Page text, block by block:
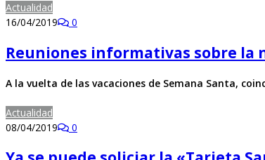
Actualidad
16/04/2019
0
Reuniones informativas sobre la
A la vuelta de las vacaciones de Semana Santa,
Actualidad
08/04/2019
0